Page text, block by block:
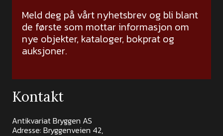
Meld deg på vårt nyhetsbrev og bli blant
de første som mottar informasjon om
nye objekter, kataloger, bokprat og
auksjoner.
Kontakt
Antikvariat Bryggen AS
Adresse: Bryggenveien 42,